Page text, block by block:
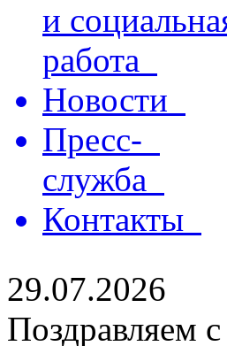
и
работа
Новости
Пресс-
служба
Контакты
29.07.2026
Поздравляем